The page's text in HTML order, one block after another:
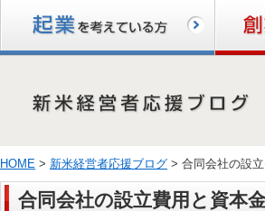
HOME > 新米経営者応援ブログ > 合同会社の設
合同会社の設立費用と資本